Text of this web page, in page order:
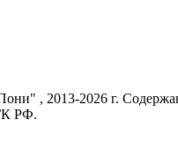
, 2013-2026 г.
РФ.